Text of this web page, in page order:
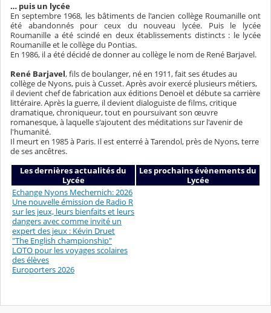
… puis un lycée
En septembre 1968, les bâtiments de l'ancien collège Roumanille ont
été abandonnés pour ceux du nouveau lycée. Puis le lycée
Roumanille a été scindé en deux établissements distincts : le lycée
Roumanille et le collège du Pontias.
En 1986, il a été décidé de donner au collège le nom de René Barjavel.
René Barjavel, fils de boulanger, né en 1911, fait ses études au
collège de Nyons, puis à Cusset. Après avoir exercé plusieurs métiers,
il devient chef de fabrication aux éditions Denoël et débute sa carrière
littéraire. Après la guerre, il devient dialoguiste de films, critique
dramatique, chroniqueur, tout en poursuivant son œuvre
romanesque, à laquelle s'ajoutent des méditations sur l'avenir de
l'humanité.
Il meurt en 1985 à Paris. Il est enterré à Tarendol, près de Nyons, terre
de ses ancêtres.
Les dernières actualités du
Lycée
Les prochains évènements du
Lycée
Echange Nyons Mechernich: 2026
Une nouvelle émission de Radio R
sur les jeux, leurs bienfaits et leurs
dangers avec comme invité un
expert des jeux : Kévin Druet
"The English championship"
LOTO pour les voyages scolaires
des élèves
Europorters 2026